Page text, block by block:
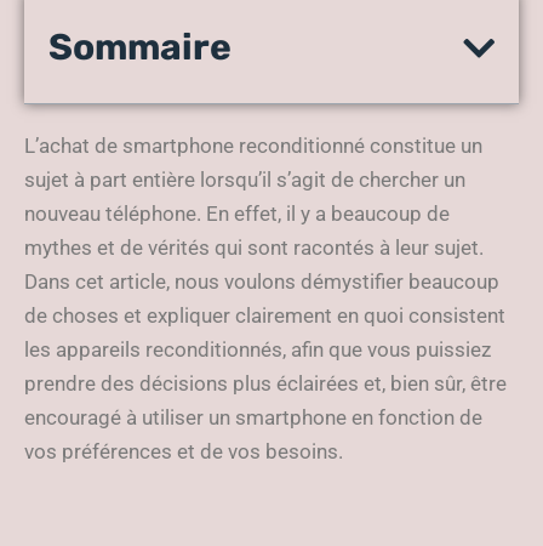
Tout ce qu’il faut savoir sur
reconditionnés
Sommaire
L’achat de smartphone reconditionné constitue un
sujet à part entière lorsqu’il s’agit de chercher un
nouveau téléphone. En effet, il y a beaucoup de
mythes et de vérités qui sont racontés à leur sujet.
Dans cet article, nous voulons démystifier beaucoup
de choses et expliquer clairement en quoi consistent
les appareils reconditionnés, afin que vous puissiez
prendre des décisions plus éclairées et, bien sûr, être
encouragé à utiliser un smartphone en fonction de
vos préférences et de vos besoins.